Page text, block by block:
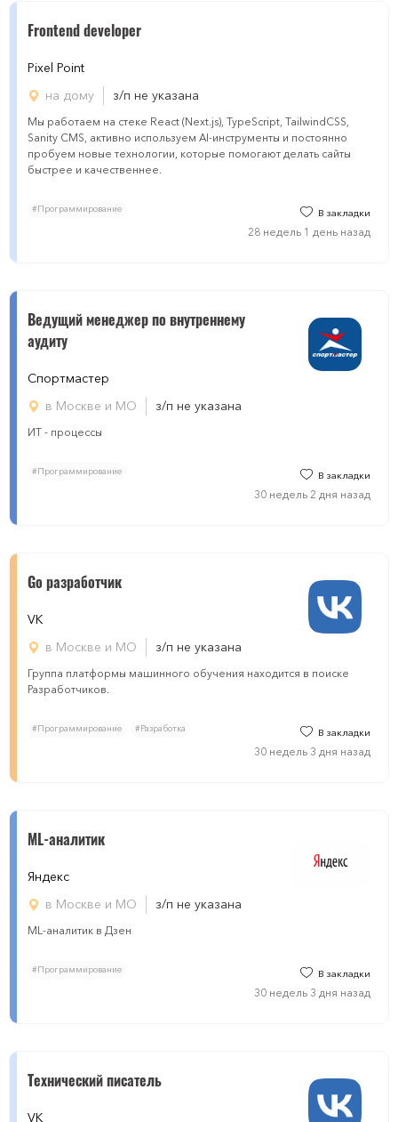
Frontend developer
Pixel Point
на дому
з/п не указана
Мы работаем на стеке React (Next.js), TypeScript, TailwindCSS,
Sanity CMS, активно используем AI-инструменты и постоянно
пробуем новые технологии, которые помогают делать сайты
быстрее и качественнее.
#Программирование В закладки
28 недель 1 день назад
Ведущий менеджер по внутреннему
аудиту
Спортмастер
в Москве и МО
з/п не указана
ИТ - процессы
#Программирование В закладки
30 недель 2 дня назад
Go разработчик
VK
в Москве и МО
з/п не указана
Группа платформы машинного обучения находится в поиске
Разработчиков.
#Программирование #Разработка В закладки
30 недель 3 дня назад
ML-аналитик
Яндекс
в Москве и МО
з/п не указана
ML-аналитик в Дзен
#Программирование В закладки
30 недель 3 дня назад
Технический писатель
VK